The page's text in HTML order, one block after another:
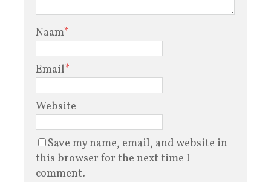
Naam*
Email*
Website
Save my name, email, and website in
this browser for the next time I
comment.